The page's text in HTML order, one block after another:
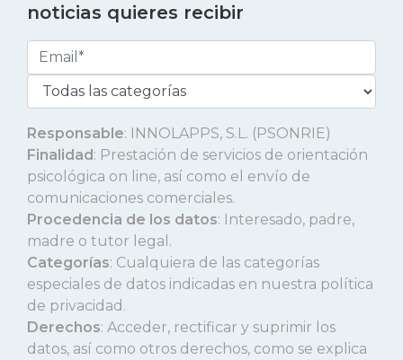
noticias quieres recibir
Responsable: INNOLAPPS, S.L. (PSONRIE)
Finalidad: Prestación de servicios de orientación
psicológica on line, así como el envío de
comunicaciones comerciales.
Procedencia de los datos: Interesado, padre,
madre o tutor legal.
Categorías: Cualquiera de las categorías
especiales de datos indicadas en nuestra política
de privacidad.
Derechos: Acceder, rectificar y suprimir los
datos, así como otros derechos, como se explica